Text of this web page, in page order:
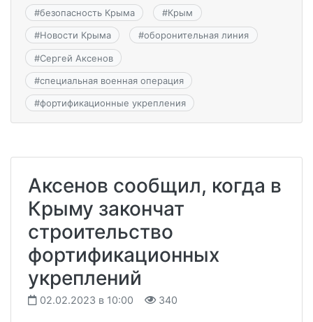
#безопасность Крыма #Крым
#Новости Крыма #оборонительная линия
#Сергей Аксенов
#специальная военная операция
#фортификационные укрепления
Аксенов сообщил, когда в
Крыму закончат
строительство
фортификационных
укреплений
02.02.2023 в 10:00 340